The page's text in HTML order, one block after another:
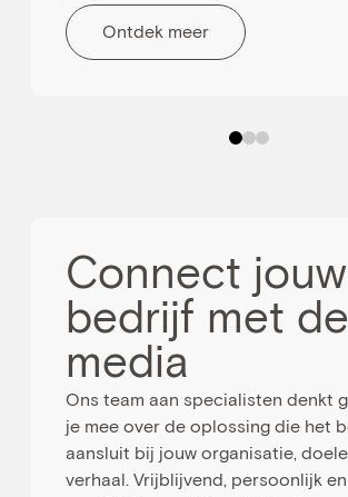
Ontdek meer
01 2
Connect jouw
bedrijf met de
media
Ons team aan specialisten denkt
je mee over de oplossing die het
aansluit bij jouw organisatie,
verhaal. Vrijblijvend, persoonlijk